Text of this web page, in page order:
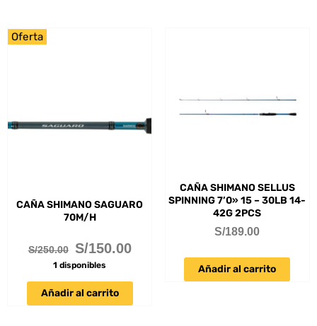
Oferta
CAÑA SHIMANO SAGUARO
70M/H
S/250.00 S/150.00
1 disponibles
Añadir al carrito
CAÑA SHIMANO SELLUS
SPINNING 7’0» 15 – 30LB 14-
42G 2PCS
S/189.00
Añadir al carrito